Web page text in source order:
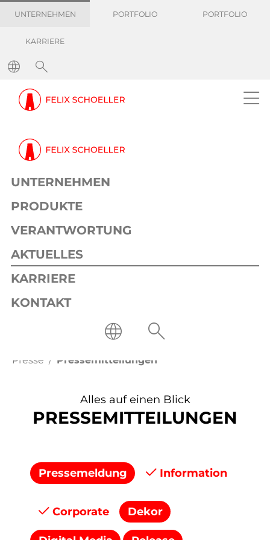
UNTERNEHMEN PORTFOLIO PORTFOLIO
KARRIERE
UNTERNEHMEN
PRODUKTE
VERANTWORTUNG
AKTUELLES
KARRIERE
KONTAKT
Presse Pressemitteilungen
Alles auf einen Blick
PRESSEMITTEILUNGEN
Pressemeldung Information
Corporate Dekor